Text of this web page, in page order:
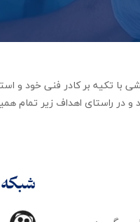
سال سابقه تولید در تجهیزات توانبخشی با
راستای اهداف زیر تمام